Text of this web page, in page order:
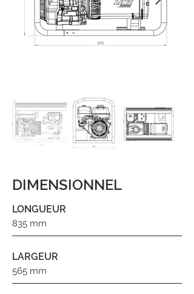
DIMENSIONNEL
LONGUEUR
835 mm
LARGEUR
565 mm